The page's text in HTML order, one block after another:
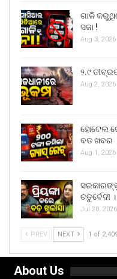
ଗାଳି
ସଜା !
Aug 3, 2026
୨.୯
Aug 2, 2026
ହୋଟେଲ
ବଡ ଖବର
Aug 1, 2026
ଚତୁର୍ବେଦୀ ।
Jul 20, 2026
PREV NEXT 1 of
About Us